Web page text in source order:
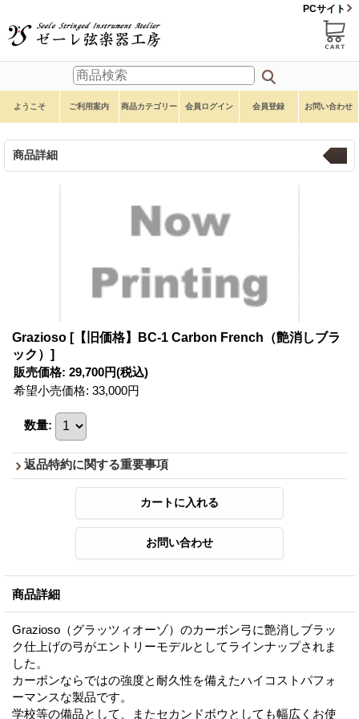
PCサイト
ようこそ ご利用案内 商品カテゴリー 会員ログイン 会員登録 お問い合わせ
商品詳細
Grazioso [【旧価格】BC-1 Carbon French（艶消しブラ
ック）]
販売価格: 29,700円(税込)
希望小売価格: 33,000円
数量:
返品特約に関する重要事項
商品詳細
Grazioso（グラッツィオーゾ）のカーボン弓に艶消しブラッ
ク仕上げの弓がエントリーモデルとしてラインナップされま
した。
カーボンならではの強度と耐久性を備えたハイコストパフォ
ーマンスな製品です。
学校等の備品として、またセカンドボウとしても幅広くお使